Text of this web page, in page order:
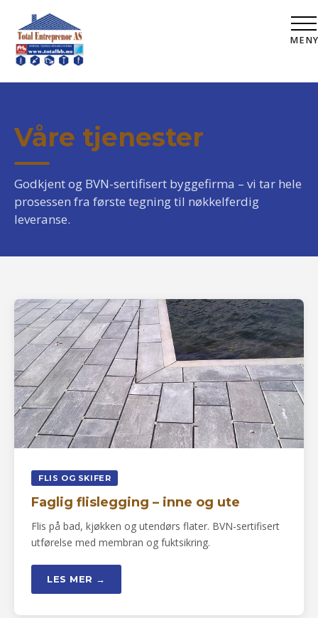
MENY
Våre tjenester
Godkjent og BVN-sertifisert byggefirma – vi tar hele
prosessen fra første tegning til nøkkelferdig
leveranse.
FLIS OG SKIFER
Faglig flislegging – inne og ute
Flis på bad, kjøkken og utendørs flater. BVN-sertifisert
utførelse med membran og fuktsikring.
LES MER →